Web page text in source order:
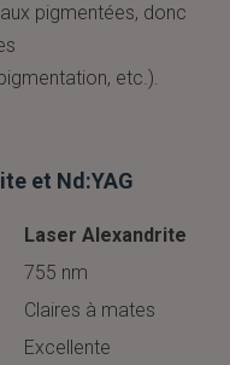
pigmentées, donc
etc.).
et Nd:YAG
Laser Alexandrite
755 nm
Claires à mates
Excellente